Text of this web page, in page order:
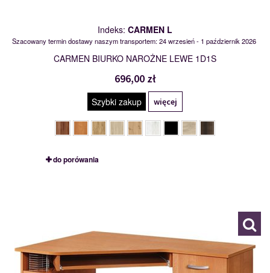
Indeks: CARMEN L
Szacowany termin dostawy naszym transportem: 24 wrzesień - 1 październik 2026
CARMEN BIURKO NAROŻNE LEWE 1D1S
696,00 zł
Szybki zakup więcej
do porówania